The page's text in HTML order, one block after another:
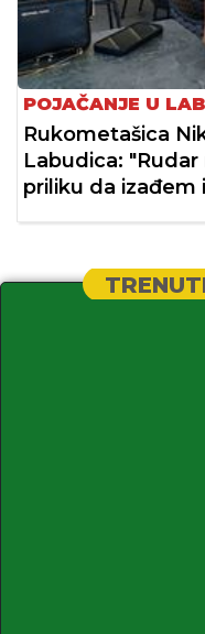
POJAČANJE U
Rukometašica
Labudica:
priliku da izađem